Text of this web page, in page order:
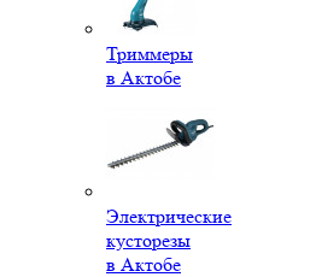
Триммеры
в Актобе
Электрические
кусторезы
в Актобе